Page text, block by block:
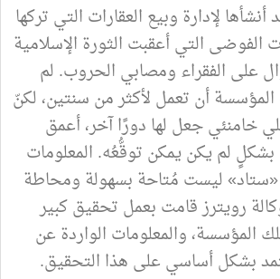
لإدارة وبيع العقارات التي تركها
الفوضى التي أعقبت الثورة الإسلامية
على الفقراء ومصابي الحروب. لم
أن تعمل لأكثر من سنتين، لكنّ
خامنئي جعل لها دورًا آخر، أعمق
بشكلٍ لم يكن يمكن توقُّعُه. المعلومات
ليست مُتاحة بسهولة ومحاطة
رويترز قامت بعمل تحقيق كبير
المؤسسة، والمعلومات الواردة عن
بشكل أساسي على هذا التحقيق.